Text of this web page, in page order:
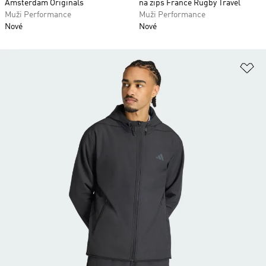
Amsterdam Originals
Muži Performance
Nové
na zips France Rugby Travel
Muži Performance
Nové